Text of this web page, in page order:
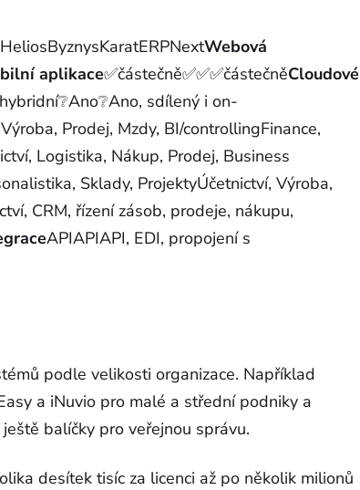
Webová
aplikace✅částečně✅✅✅částečněCloudové
sdílený i on-
Prodej, Mzdy, BI/controllingFinance,
Logistika, Nákup, Prodej, Business
Sklady, ProjektyÚčetnictví, Výroba,
CRM, řízení zásob, prodeje, nákupu,
APIAPIAPI, EDI, propojení s
podle velikosti organizace. Například
a iNuvio pro malé a střední podniky a
balíčky pro veřejnou správu.
desítek tisíc za licenci až po několik milionů